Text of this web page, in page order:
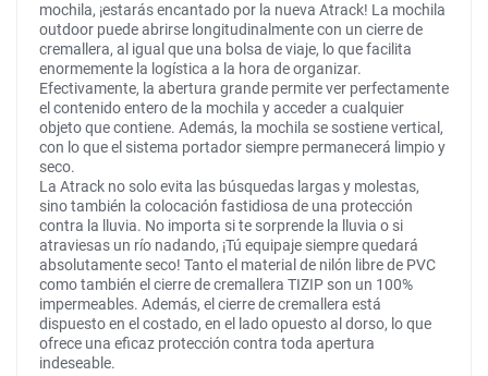
mochila, ¡estarás encantado por la nueva Atrack! La mochila
outdoor puede abrirse longitudinalmente con un cierre de
cremallera, al igual que una bolsa de viaje, lo que facilita
enormemente la logística a la hora de organizar.
Efectivamente, la abertura grande permite ver perfectamente
el contenido entero de la mochila y acceder a cualquier
objeto que contiene. Además, la mochila se sostiene vertical,
con lo que el sistema portador siempre permanecerá limpio y
seco.
La Atrack no solo evita las búsquedas largas y molestas,
sino también la colocación fastidiosa de una protección
contra la lluvia. No importa si te sorprende la lluvia o si
atraviesas un río nadando, ¡Tú equipaje siempre quedará
absolutamente seco! Tanto el material de nilón libre de PVC
como también el cierre de cremallera TIZIP son un 100%
impermeables. Además, el cierre de cremallera está
dispuesto en el costado, en el lado opuesto al dorso, lo que
ofrece una eficaz protección contra toda apertura
indeseable.